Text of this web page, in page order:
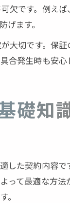
欠です。例え
ます。
大切です。保
発生時も安心
礎知
た契約内容
て最適な方
。